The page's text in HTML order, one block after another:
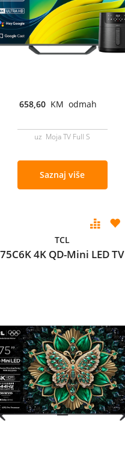
658,60 KM odmah
uz Moja TV Full S
Saznaj više
TCL
75C6K 4K QD-Mini LED TV